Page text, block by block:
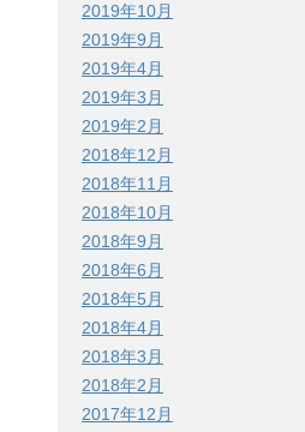
2019年10月
2019年9月
2019年4月
2019年3月
2019年2月
2018年12月
2018年11月
2018年10月
2018年9月
2018年6月
2018年5月
2018年4月
2018年3月
2018年2月
2017年12月